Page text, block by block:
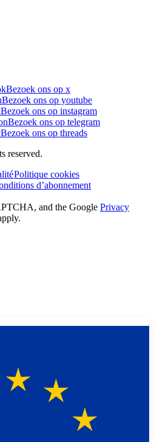
Bezoek ons op x
Bezoek ons op youtube
Bezoek ons op instagram
Bezoek ons op telegram
Bezoek ons op threads
reserved.
Politique cookies
d’abonnement
and the Google Privacy